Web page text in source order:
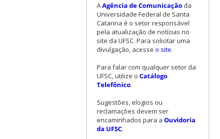
AAgência de Comunicaçãoda
Universidade Federal de Santa
Catarina é o setor responsável
pela atualização de notícias no
site da UFSC. Para solicitar uma
divulgação, acesse o site.
Para falar com qualquer setor da
UFSC, utilize o Catálogo
Telefônico.
Sugestões, elogios ou
reclamações devem ser
encaminhados para a Ouvidoria
da UFSC.